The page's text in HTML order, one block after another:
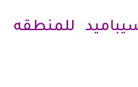
للمنطقه